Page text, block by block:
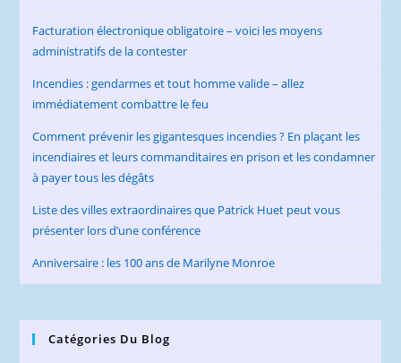
Facturation électronique obligatoire – voici les moyens
administratifs de la contester
Incendies : gendarmes et tout homme valide – allez
immédiatement combattre le feu
Comment prévenir les gigantesques incendies ? En plaçant les
incendiaires et leurs commanditaires en prison et les condamner
à payer tous les dégâts
Liste des villes extraordinaires que Patrick Huet peut vous
présenter lors d’une conférence
Anniversaire : les 100 ans de Marilyne Monroe
Catégories Du Blog